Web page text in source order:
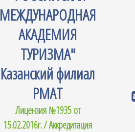
МЕЖДУНАРОДНАЯ
АКАДЕМИЯ
ТУРИЗМА"
Казанский филиал
РМАТ
Лицензия №1935 от
15.02.2016г. / Аккредитация